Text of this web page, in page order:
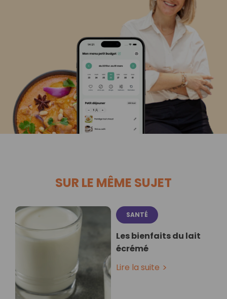
SUR LE MÊME SUJET
SANTÉ
Les bienfaits du lait
écrémé
Lire la suite